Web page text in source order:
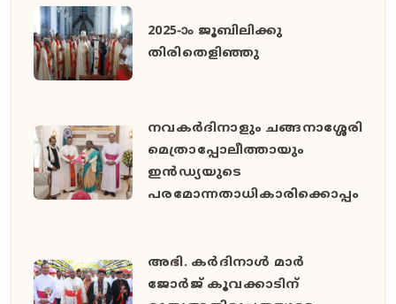
2025-ാം ജൂബിലിക്കു
തിരിതെളിഞ്ഞു
നവകർദിനാളും ചങ്ങനാശ്ശേരി
മെത്രാപ്പോലീത്തായും
ഇൻഡ്യയുടെ
പരമോന്നതാധികാരിക്കൊപ്പം
അഭി. കർദിനാൾ മാർ
ജോർജ് കൂവക്കാടിന്